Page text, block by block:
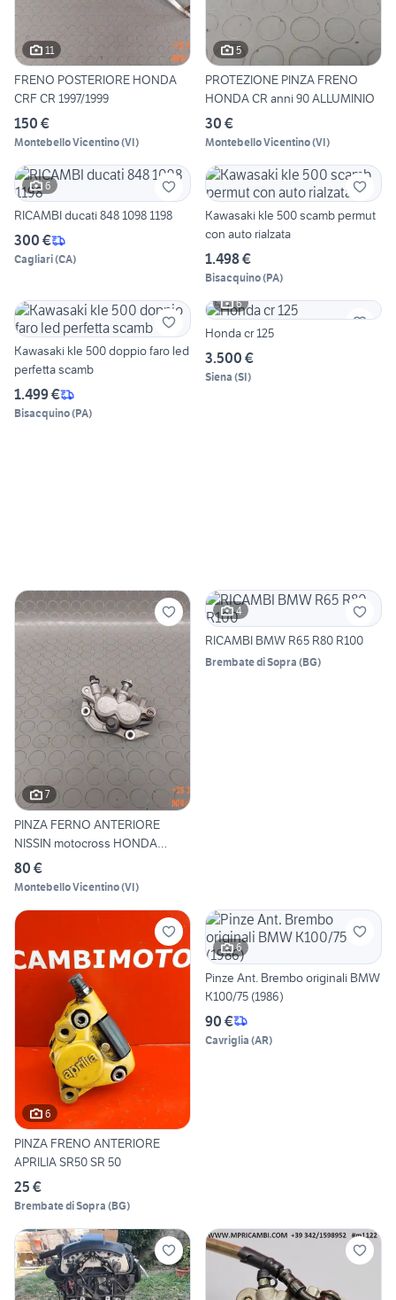
11
FRENO POSTERIORE HONDA
CRF CR 1997/1999
150 €
Montebello Vicentino(VI)
5
PROTEZIONE PINZA FRENO
HONDA CR anni 90 ALLUMINIO
30 €
Montebello Vicentino(VI)
6
RICAMBI ducati 848 1098 1198
300 €
Cagliari(CA)
Kawasaki kle 500 scamb permut
con auto rialzata
1.498 €
Bisacquino(PA)
Kawasaki kle 500 doppio faro led
perfetta scamb
1.499 €
Bisacquino(PA)
6
Honda cr 125
3.500 €
Siena (SI)
7
PINZA FERNO ANTERIORE
NISSIN motocross HONDA
YAMAH
80 €
Montebello Vicentino(VI)
4
RICAMBI BMW R65 R80 R100
Brembate di Sopra (BG)
6
PINZA FRENO ANTERIORE
APRILIA SR50 SR 50
25 €
Brembate di Sopra (BG)
6
Pinze Ant. Brembo originali BMW
K100/75 (1986)
90 €
Cavriglia (AR)